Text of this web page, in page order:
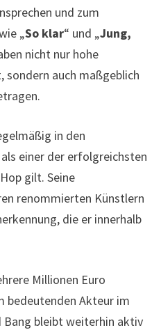
und zum
„So klar“ und „Jung,
nicht nur hohe
sondern auch maßgeblich
in den
einer der erfolgreichsten
gilt. Seine
renommierten Künstlern
die er innerhalb
Millionen Euro
bedeutenden Akteur im
Bang bleibt weiterhin aktiv